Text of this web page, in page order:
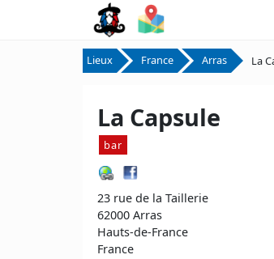
Lieux France Arras La
La Capsule
bar
23 rue de la Taillerie
62000 Arras
Hauts-de-France
France